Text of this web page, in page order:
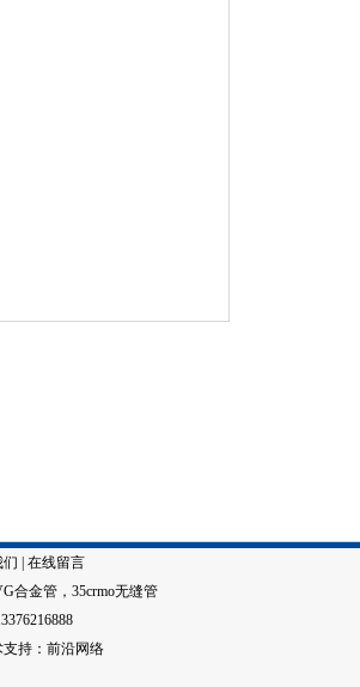
们
在线留言
合金管 ， 35crmo无缝管
支持：前沿网络